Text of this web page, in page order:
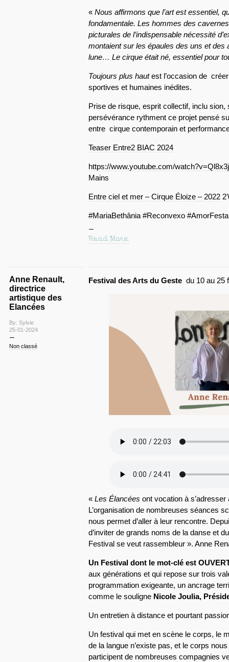
« Nous affirmons que l’art est essentiel,
fondamentale. Les hommes des
picturales de l’indispensable nécessité
montaient sur les épaules des uns et des
lune… Le cirque était né, essentiel pour
Toujours plus hautest l’occasion de
sportives et humaines inédites.
Prise de risque, esprit collectif, inclu sion,
persévérance rythment ce projet pensé
entre cirque contemporain et
Teaser Entre2 BIAC 2024
https://www.youtube.com/
Mains
Entre ciel et mer – Cirque Éloize – 2022
#MariaBethânia #Reconvexo
Read More
Anne Renault,
directrice
artistique des
Elancées
By: Sylvie
25-01-2024
Non classé
Festival des Arts du Geste du 10 au 25
« Les Élancées ont vocation à
L’organisation de nombreuses séances
nous permet d’aller à leur rencontre.
d’inviter de grands noms de la danse et
Festival se veut rassembleur ». Anne
Un Festival dont le mot-clé est
aux générations et qui repose sur trois
programmation exigeante, un ancrage
comme le souligne Nicole Joulia,
Un entretien à distance et pourtant
Un festival qui met en scène le corps, le
de la langue n’existe pas, et le corps
participent de nombreuses compagnies